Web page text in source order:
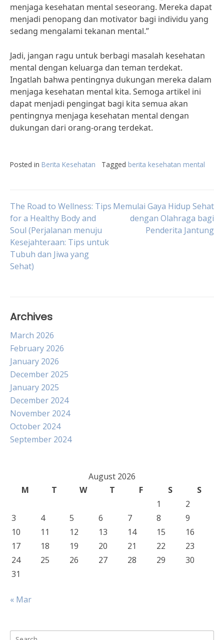
menjaga kesehatan mental seseorang. Mereka dapat
menjadi penopang dan motivator bagi individu yang
sedang mengalami tekanan mental.”
Jadi, jangan ragu untuk berbagi masalah kesehatan
mental dengan keluarga dan teman terdekat.
Ingatlah bahwa pentingnya dukungan mereka dalam
menjaga kesehatan mental kita. Semoga artikel ini
dapat menjadi pengingat bagi kita semua akan
pentingnya menjaga kesehatan mental dengan
dukungan dari orang-orang terdekat.
Posted in Berita Kesehatan Tagged berita kesehatan mental
Post
navigation
The Road to Wellness: Tips
for a Healthy Body and
Soul (Perjalanan menuju
Kesejahteraan: Tips untuk
Tubuh dan Jiwa yang
Sehat)
Memulai Gaya Hidup Sehat
dengan Olahraga bagi
Penderita Jantung
Archives
March 2026
February 2026
January 2026
December 2025
January 2025
December 2024
November 2024
October 2024
September 2024
August 2026
M
T W T F S
S
1
2
3
4 5 6 7 8
9
10
11 12 13 14 15
16
17
18 19 20 21 22
23
24
25 26 27 28 29
30
31
« Mar
Search